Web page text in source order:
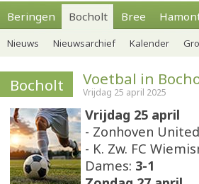
Beringen Bocholt Bree
Nieuws Nieuwsarchief Kalender
Bocholt Voetbal in
Vrijdag 25 april 2025
Vrijdag 25 april
- Zonhoven
- K. Zw. FC
Dames: 3-1